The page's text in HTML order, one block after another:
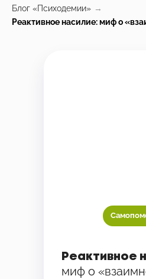
Блог «Психодемии» →
Реактивное насилие: миф о
Реактивное
миф о